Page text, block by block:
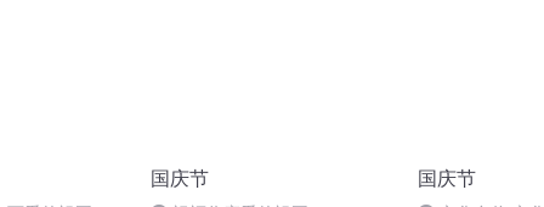
国庆节 国庆节